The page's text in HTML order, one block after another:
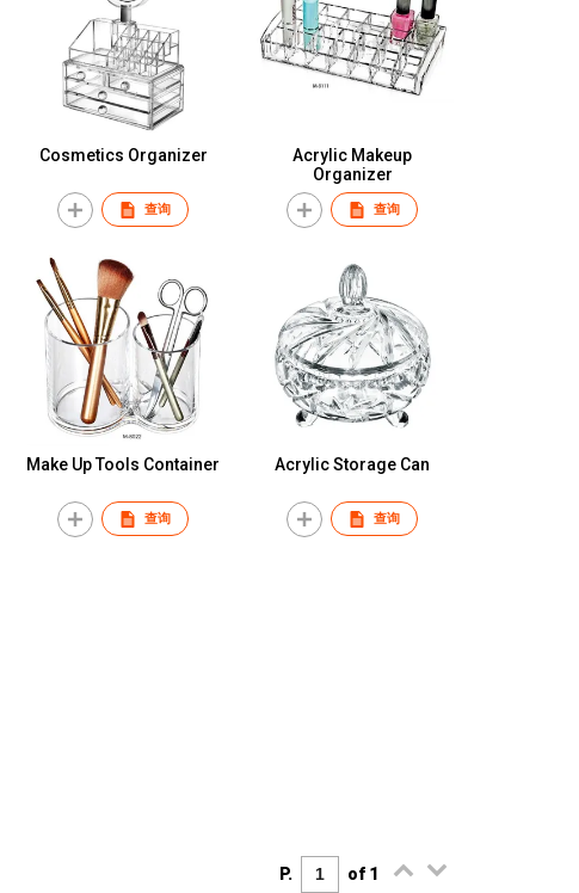
Cosmetics Organizer
查询
Acrylic Makeup
Organizer
查询
Make Up Tools Container
查询
Acrylic Storage Can
查询
P. of 1